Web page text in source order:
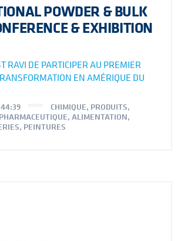
POWDER & BULK
& EXHIBITION
RAVI DE PARTICIPER AU PREMIER
EN AMÉRIQUE DU
CHIMIQUE, PRODUITS,
PHARMACEUTIQUE, ALIMENTATION,
, PEINTURES